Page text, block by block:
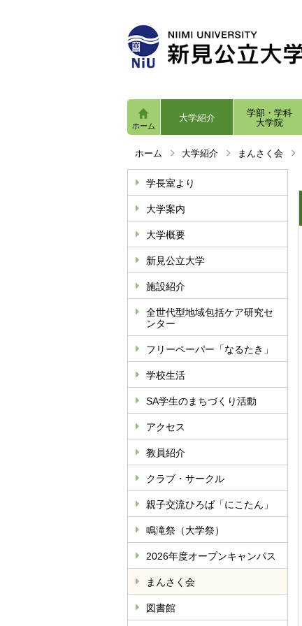
ホーム
大学紹介
学部・学科
大学院
ホーム 大学紹介 まんさく会
学長室より
大学案内
大学概要
新見公立大学
施設紹介
全世代型地域包括ケア研究セ
ンター
フリーペーパー「なるたき」
学校生活
SA学生のまちづくり活動
アクセス
教員紹介
クラブ・サークル
親子交流ひろば「にこたん」
鳴滝祭（大学祭）
2026年度オープンキャンパス
まんさく会
図書館